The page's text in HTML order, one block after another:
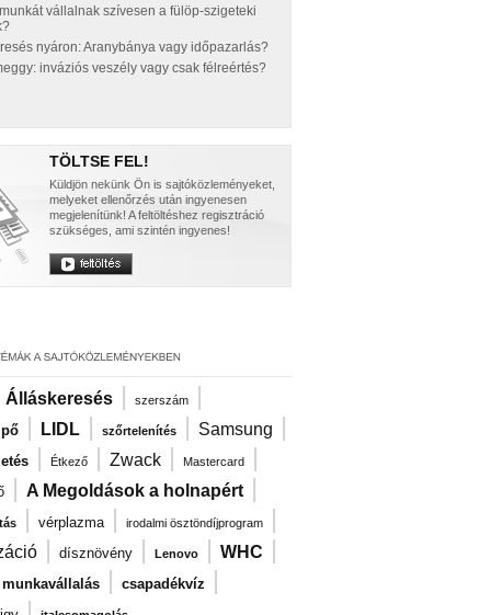
vállalnak szívesen a fülöp-szigeteki
nyáron: Aranybánya vagy időpazarlás?
inváziós veszély vagy csak félreértés?
TÖLTSE FEL!
Küldjön nekünk Ön is sajtóközleményeket,
melyeket ellenőrzés után ingyenesen
megjelenítünk! A feltöltéshez regisztráció
szükséges, ami szintén ingyenes!
Álláskeresés | szerszám |
| LIDL | szőrtelenítés | Samsung |
| Étkező | Zwack | Mastercard |
| A Megoldások a holnapért |
| vérplazma | irodalmi ösztöndíjprogram |
| dísznövény | Lenovo | WHC |
| csapadékvíz |